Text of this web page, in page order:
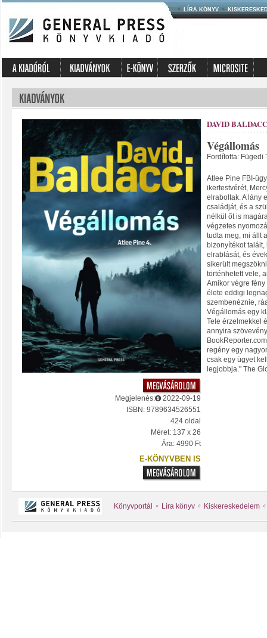
LÍRA KÖNYV
Megjelenés:
2022-09-19
ISBN: 9789634526551
424 oldal
Méret: 137 x 26
Ára: 4990 Ft
E-KÖNYVBEN IS
DAVID
Végállomás
Fordította: Fügedi
Atlee Pine FBI-
ikertestvérét,
elraboltak. A lány
családját, és a
nélkül őt is
végzetes
tudta meg, mi állt
bizonyítékot
elrablását, és
sikerült
történhetett vele,
Amikor végre
élete eddigi
szembenéznie,
Végállomás egy
Tele érzelmekkel
annyira
regény egy
csak egy ügyet
legjobbja." The
Könyvportál Líra könyv Kiskereskedelem